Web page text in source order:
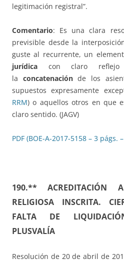
legitimación registral”.
Comentario: Es una clara
previsible desde la
guste al recurrente, un
jurídica con claro
la concatenaciónde los
supuestos expresamente
RRM) o aquellos otros en que
claro sentido. (JAGV)
PDF (BOE-A-2017-5158 – 3 págs.
190.** ACREDITACIÓN
RELIGIOSA INSCRITA.
FALTA DE
PLUSVALÍA
Resolución de 20 de abril de